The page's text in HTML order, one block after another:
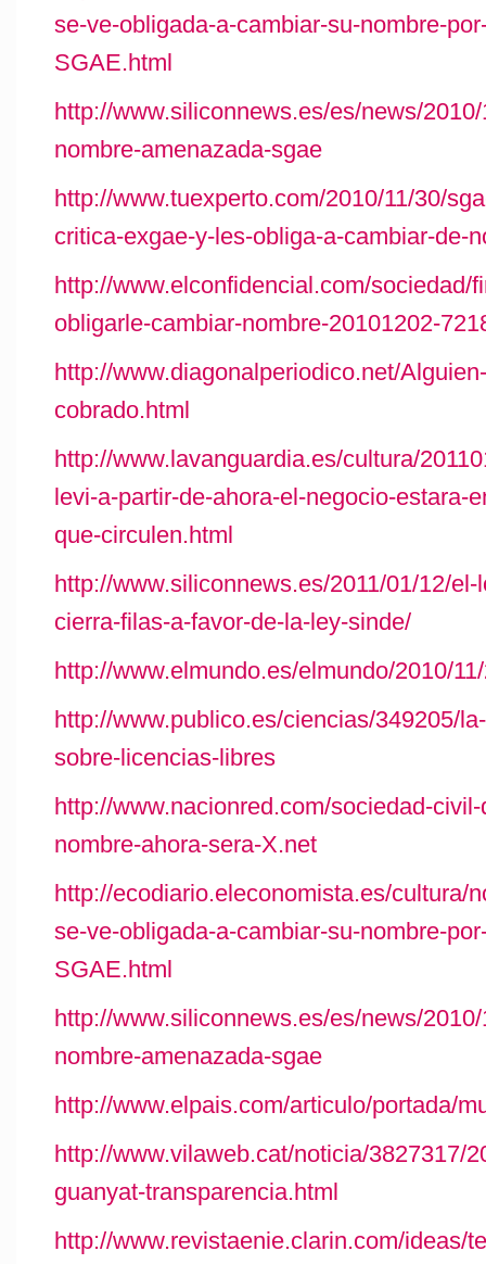
se-ve-obligada-a-cambiar-su-nombre-
SGAE.html
http://www.siliconnews.es/es/news/
nombre-amenazada-sgae
http://www.tuexperto.com/2010/11/30/
critica-exgae-y-les-obliga-a-cambiar-de-
http://www.elconfidencial.com/sociedad/
obligarle-cambiar-nombre-20101202-
http://www.diagonalperiodico.net/
cobrado.html
http://www.lavanguardia.es/cultura/
levi-a-partir-de-ahora-el-negocio-estara-
que-circulen.html
http://www.siliconnews.es/2011/01/12/
cierra-filas-a-favor-de-la-ley-sinde/
http://www.elmundo.es/elmundo/2010/
http://www.publico.es/ciencias/349205/
sobre-licencias-libres
http://www.nacionred.com/sociedad-
nombre-ahora-sera-X.net
http://ecodiario.eleconomista.es/cultura/
se-ve-obligada-a-cambiar-su-nombre-
SGAE.html
http://www.siliconnews.es/es/news/
nombre-amenazada-sgae
http://www.elpais.com/articulo/portada/
http://www.vilaweb.cat/noticia/3827317/
guanyat-transparencia.html
http://www.revistaenie.clarin.com/ideas/